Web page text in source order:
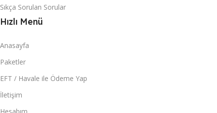
Sıkça Sorulan Sorular
Hızlı Menü
Anasayfa
Paketler
EFT / Havale ile Ödeme Yap
İletişim